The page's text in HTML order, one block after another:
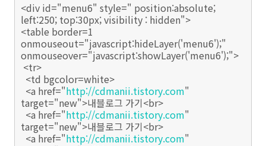
<div id="menu6" style=" position:absolute;
left:250; top:30px; visibility : hidden">
<table border=1
onmouseout="javascript:hideLayer('menu6');"
onmouseover="javascript:showLayer('menu6');">
<tr>
<td bgcolor=white>
<a href="http://cdmanii.tistory.com"
target="new">내블로그 가기<br>
<a href="http://cdmanii.tistory.com"
target="new">내블로그 가기<br>
<a href="http://cdmanii.tistory.com"